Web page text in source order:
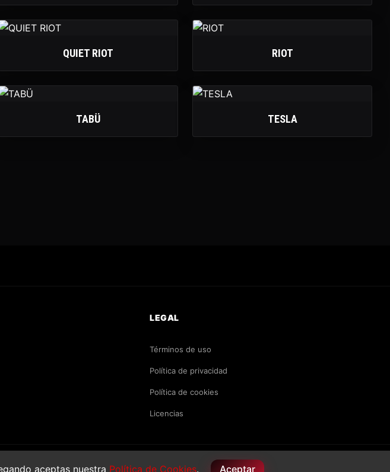
QUIET RIOT RIOT
TABÜ TESLA
LEGAL
Términos de uso
Política de privacidad
Política de cookies
Licencias
PAGO SEGURO VISA
aceptas nuestra Política de Cookies. Aceptar